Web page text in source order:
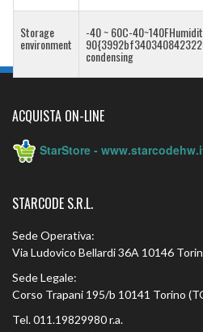
Storage
environment
-40 ~ 60C-
condensing
ACQUISTA ON-LINE
StarStore -
STARCODE S.R.L.
Sede Operativa:
Via Ludovico Bellardi 36A 10146
Sede Legale:
Corso Trapani 195/b 10141 Torino
Tel. 011.19829980 r.a.